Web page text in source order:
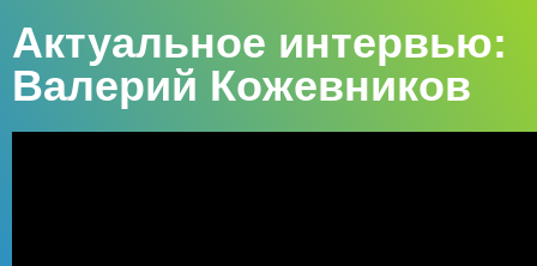
Актуальное интервью:
Валерий Кожевников